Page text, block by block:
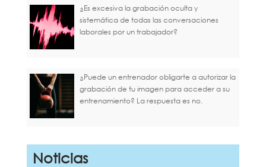
¿Es excesiva la grabación oculta y
sistemática de todas las conversaciones
laborales por un trabajador?
¿Puede un entrenador obligarte a autorizar la
grabación de tu imagen para acceder a su
entrenamiento? La respuesta es no.
Noticias